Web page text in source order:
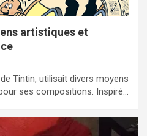
artistiques et
Tintin, utilisait divers moyens
ses compositions. Inspiré…